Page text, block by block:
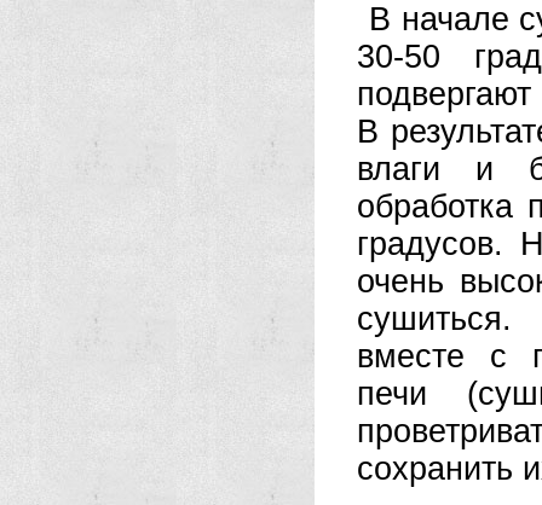
В начале
30-50
В
влаги и
обработка
градусов.
очень
вместе с
печи
сохранить